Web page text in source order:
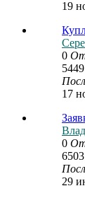
19
0
5449
17
Влад
0
6503
29